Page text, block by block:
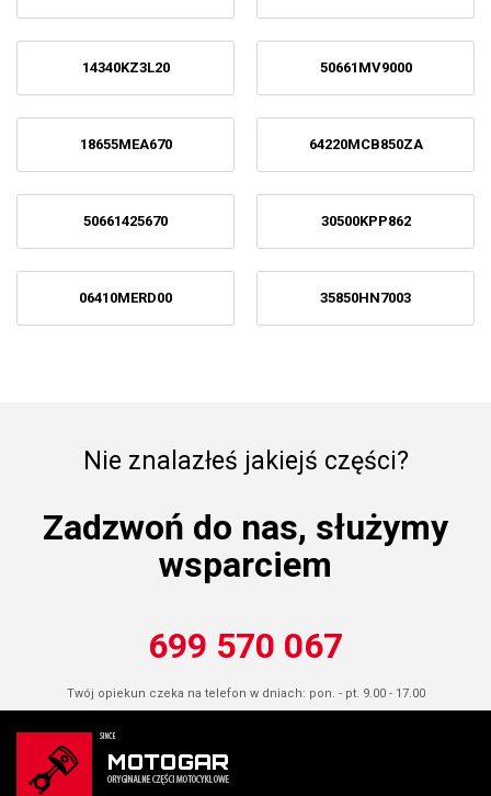
14340KZ3L20 50661MV9000
18655MEA670 64220MCB850ZA
50661425670 30500KPP862
06410MERD00 35850HN7003
Nie znalazłeś jakiejś części?
Zadzwoń do nas, służymy
wsparciem
699 570 067
Twój opiekun czeka na telefon w dniach: pon. - pt. 9.00 - 17.00